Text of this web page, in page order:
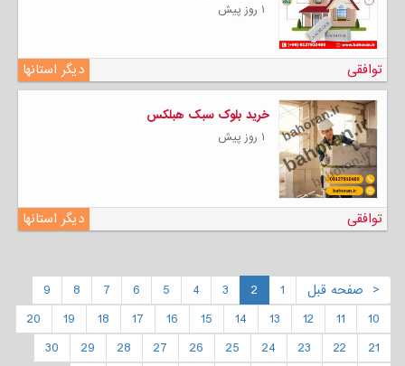
۱ روز پیش
دیگر استانها توافقی
خرید بلوک سبک هبلکس
۱ روز پیش
دیگر استانها توافقی
< صفحه قبل 1
2
3
4
5
6
7
8
9
10
11
12
13
14
15
16
17
18
19
20
21
22
23
24
25
26
27
28
29
30